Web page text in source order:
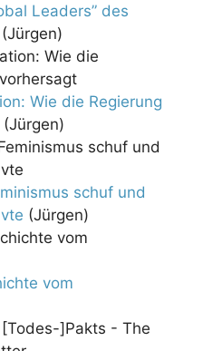
Leaders” des
(Jürgen)
Wie die Regierung
(Jürgen)
schuf und
(Jürgen)
vom